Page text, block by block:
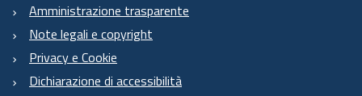
Amministrazione trasparente
Note legali e copyright
Privacy e Cookie
Dichiarazione di accessibilità